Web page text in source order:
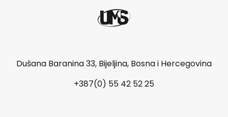
Dušana Baranina 33, Bijeljina, Bosna i Hercegovina
+387(0) 55 42 52 25